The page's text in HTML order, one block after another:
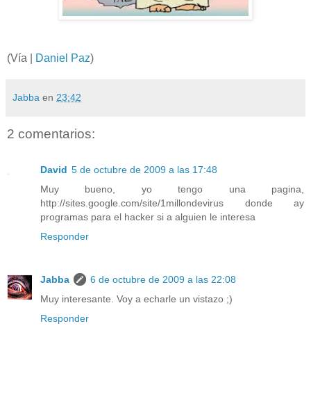
(Vía | Daniel Paz)
Jabba en 23:42
2 comentarios:
David 5 de octubre de 2009 a las 17:48
Muy bueno, yo tengo una pagina,
http://sites.google.com/site/1millondevirus donde ay
programas para el hacker si a alguien le interesa
Responder
Jabba
6 de octubre de 2009 a las 22:08
Muy interesante. Voy a echarle un vistazo ;)
Responder